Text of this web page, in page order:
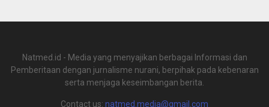
Natmed.id - Media yang menyajikan berbagai Informasi dan
Pemberitaan dengan jurnalisme nurani, berpihak pada kebenaran
serta menjaga keseimbangan berita.
Contact us: natmed.media@gmail.com